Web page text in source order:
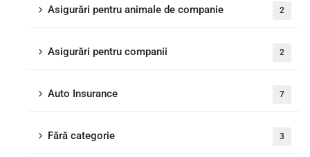
Asigurări pentru animale de companie 2
Asigurări pentru companii 2
Auto Insurance 7
Fără categorie 3